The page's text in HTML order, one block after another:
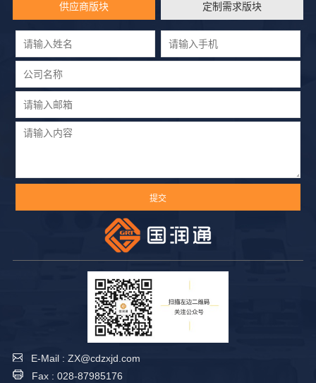
供应商版块 定制需求版块
E-Mail : ZX@cdzxjd.com
Fax : 028-87985176